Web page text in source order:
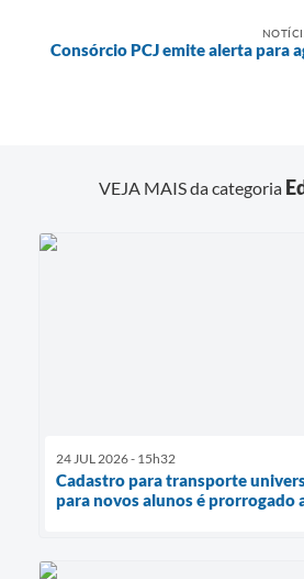
Consórcio PCJ emite alerta para
VEJA MAIS da categoria
24 JUL 2026 - 15h32
Cadastro para transporte
para novos alunos é prorrogado